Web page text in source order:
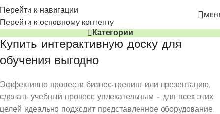
Перейти к навигации
Перейти к основному контенту
Категории
Купить интерактивную доску для
обучения выгодно
Эффективно провести бизнес-тренинг или презентацию,
сделать учебный процесс увлекательным – для всех этих
целей идеально подходит представленное оборудование.